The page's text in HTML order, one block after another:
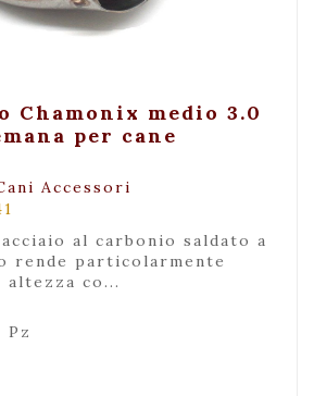
+ Visualizza
Chamonix medio 3.0
per cane
Accessori
rende particolarmente
co...
Pz